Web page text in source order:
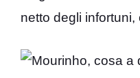
netto degli